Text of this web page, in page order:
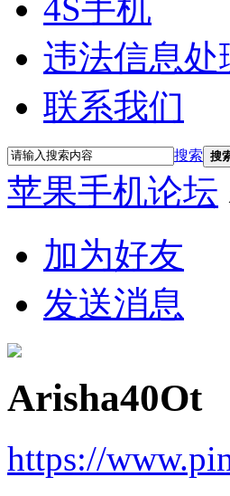
4S手机
违法信息处
联系我们
搜索 搜
苹果手机论坛
加为好友
发送消息
Arisha40Ot
https://